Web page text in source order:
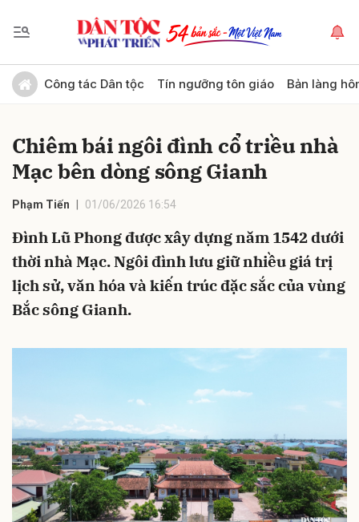
Công tác Dân tộc Tín ngưỡng tôn giáo Bản làng
Chiêm bái ngôi đình cổ triều nhà
Mạc bên dòng sông Gianh
Phạm Tiến 01/06/2026 16:54
Đình Lũ Phong được xây dựng năm 1542 dưới
thời nhà Mạc. Ngôi đình lưu giữ nhiều giá trị
lịch sử, văn hóa và kiến trúc đặc sắc của vùng
Bắc sông Gianh.
Gửi bình luận
Hủy Gửi